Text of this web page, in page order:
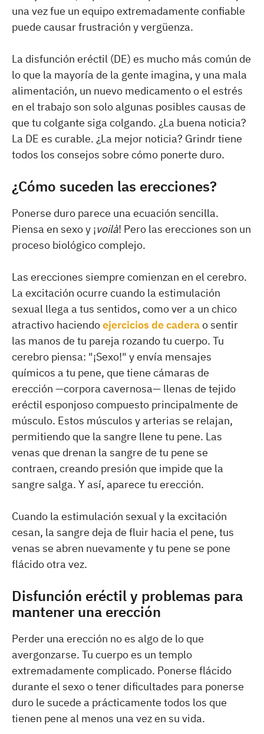
una vez fue un equipo extremadamente confiable
puede causar frustración y vergüenza.
La disfunción eréctil (DE) es mucho más común de
lo que la mayoría de la gente imagina, y una mala
alimentación, un nuevo medicamento o el estrés
en el trabajo son solo algunas posibles causas de
que tu colgante siga colgando. ¿La buena noticia?
La DE es curable. ¿La mejor noticia? Grindr tiene
todos los consejos sobre cómo ponerte duro.
¿Cómo suceden las erecciones?
Ponerse duro parece una ecuación sencilla.
Piensa en sexo y ¡voilà! Pero las erecciones son un
proceso biológico complejo.
Las erecciones siempre comienzan en el cerebro.
La excitación ocurre cuando la estimulación
sexual llega a tus sentidos, como ver a un chico
atractivo haciendoejercicios de caderao sentir
las manos de tu pareja rozando tu cuerpo. Tu
cerebro piensa: "¡Sexo!" y envía mensajes
químicos a tu pene, que tiene cámaras de
erección —corpora cavernosa— llenas de tejido
eréctil esponjoso compuesto principalmente de
músculo. Estos músculos y arterias se relajan,
permitiendo que la sangre llene tu pene. Las
venas que drenan la sangre de tu pene se
contraen, creando presión que impide que la
sangre salga. Y así, aparece tu erección.
Cuando la estimulación sexual y la excitación
cesan, la sangre deja de fluir hacia el pene, tus
venas se abren nuevamente y tu pene se pone
flácido otra vez.
Disfunción eréctil y problemas para
mantener una erección
Perder una erección no es algo de lo que
avergonzarse. Tu cuerpo es un templo
extremadamente complicado. Ponerse flácido
durante el sexo o tener dificultades para ponerse
duro le sucede a prácticamente todos los que
tienen pene al menos una vez en su vida.